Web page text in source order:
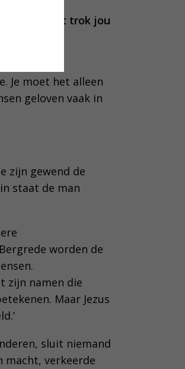
liefde. Wat trok jou
en
Je moet het alleen
geloven vaak in
zijn gewend de
staat de man
worden de
zijn namen die
Maar Jezus
sluit niemand
macht, verkeerde